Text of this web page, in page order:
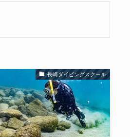
長崎ダイビングスクール